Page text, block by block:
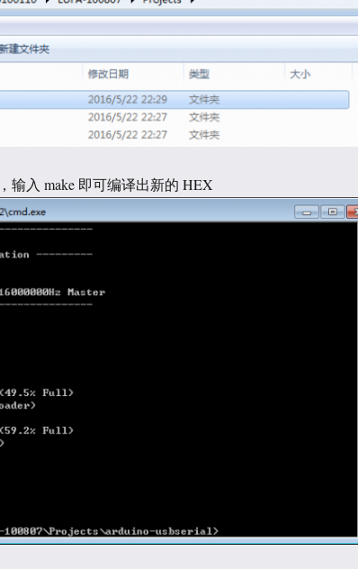
输入 make 即可编译出新的 HEX